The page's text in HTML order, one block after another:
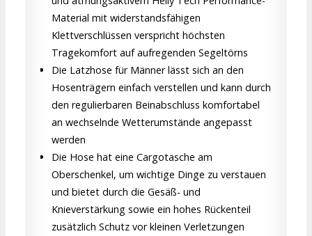
Material mit widerstandsfähigen
Klettverschlüssen verspricht höchsten
Tragekomfort auf aufregenden Segeltörns
Die Latzhose für Männer lässt sich an den
Hosenträgern einfach verstellen und kann durch
den regulierbaren Beinabschluss komfortabel
an wechselnde Wetterumstände angepasst
werden
Die Hose hat eine Cargotasche am
Oberschenkel, um wichtige Dinge zu verstauen
und bietet durch die Gesäß- und
Knieverstärkung sowie ein hohes Rückenteil
zusätzlich Schutz vor kleinen Verletzungen